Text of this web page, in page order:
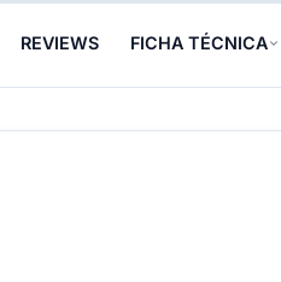
REVIEWS FICHA TÉCNICA